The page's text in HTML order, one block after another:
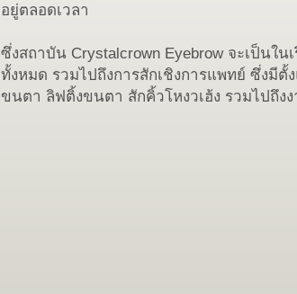
อยู่ตลอดเวลา
ซึ่งสถาบัน Crystalcrown Eyebrow จะเป็นใน
ทั้งหมด รวมไปถึงการสักเชิงการแพทย์ ซึ่งมี
ขนตา ลิฟติ้งขนตา สักคิ้วโหงวเฮ้ง รวมไปถึง